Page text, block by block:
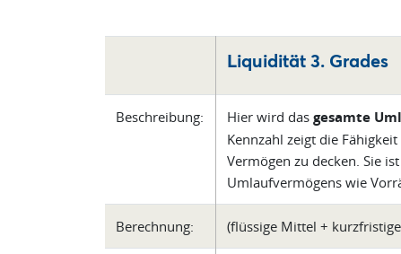
Liquidität 3. Grades
Beschreibung: Hier wird das gesamte
Kennzahl zeigt die
Vermögen zu decken. Sie
Umlaufvermögens wie
Berechnung: (flüssige Mittel +